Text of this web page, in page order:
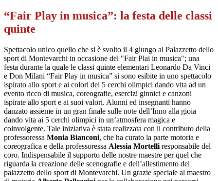
“Fair Play in musica”: la festa delle classi
quinte
Spettacolo unico quello che si è svolto il 4 giungo al Palazzetto dello
sport di Montevarchi in occasione del "Fair Plai in musica"; una
festa durante la quale le classi quinte elementari Leonardo Da Vinci
e Don Milani “Fair Play in musica” si sono esibite in uno spettacolo
ispirato allo sport e ai colori dei 5 cerchi olimpici dando vita ad un
evento ricco di musica, coreografie, esercizi ginnici e canzoni
ispirate allo sport e ai suoi valori. Alunni ed insegnanti hanno
danzato assieme in un gran finale sulle note dell’Inno alla gioia
dando vita ai 5 cerchi olimpici in un’atmosfera magica e
coinvolgente. Tale iniziativa è stata realizzata con il contributo della
professoressa Monia Bianconi, che ha curato la parte motoria e
coreografica e della professoressa Alessia Mortelli responsabile del
coro. Indispensabile il supporto delle nostre maestre per quel che
riguarda la creazione delle scenografie e dell’allestimento del
palazzetto dello sport di Montevarchi. Un grazie speciale al maestro